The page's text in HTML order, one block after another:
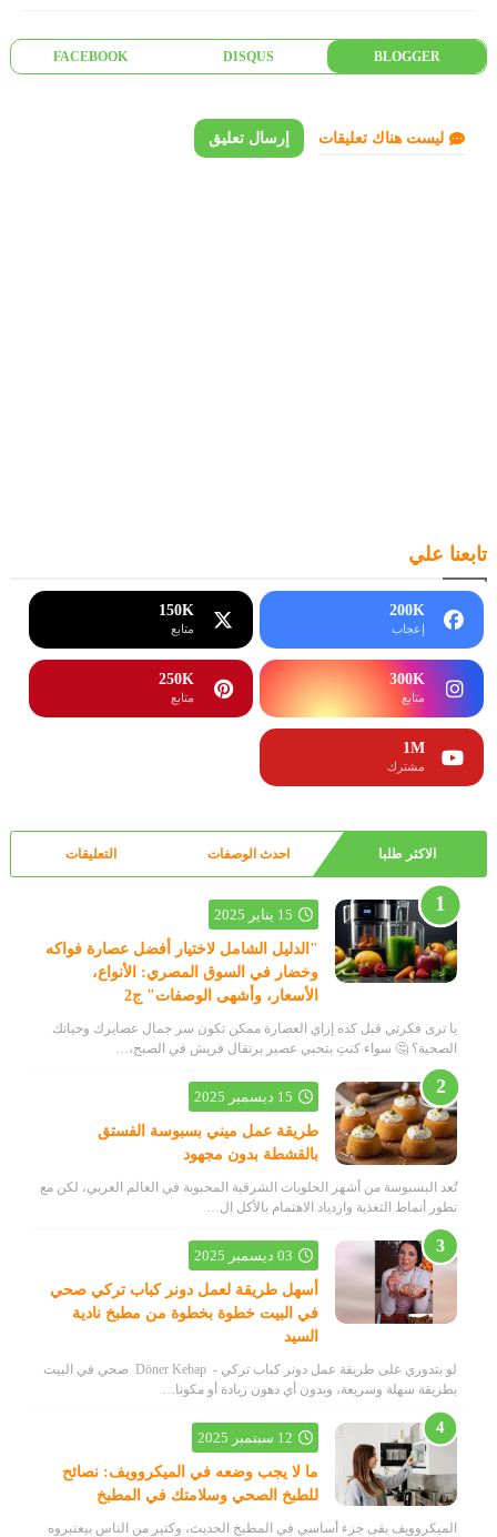
BLOGGER
DISQUS
FACEBOOK
ليست هناك تعليقات إرسال تعليق
تابعنا علي
200K
إعجاب
150K
متابع
300K
متابع
250K
متابع
1M
مشترك
الاكثر طلبا احدث الوصفات التعليقات
15 يناير 2025
"الدليل الشامل لاختيار أفضل عصارة فواكه
وخضار في السوق المصري: الأنواع،
الأسعار، وأشهى الوصفات" ج2
يا ترى فكرتي قبل كده إزاي العصارة ممكن تكون سر جمال عصايرك وحياتك
الصحية؟ 🤔 سواء كنتِ بتحبي عصير برتقال فريش في الصبح،…
15 ديسمبر 2025
طريقة عمل ميني بسبوسة الفستق
بالقشطة بدون مجهود
تُعد البسبوسة من أشهر الحلويات الشرقية المحبوبة في العالم العربي، لكن مع
تطور أنماط التغذية وازدياد الاهتمام بالأكل ال…
03 ديسمبر 2025
أسهل طريقة لعمل دونر كباب تركي صحي
في البيت خطوة بخطوة من مطبخ نادية
السيد
لو بتدوري على طريقة عمل دونر كباب تركي - Döner Kebap صحي في البيت
بطريقة سهلة وسريعة، وبدون أي دهون زيادة أو مكونا…
12 سبتمبر 2025
ما لا يجب وضعه في الميكروويف: نصائح
للطبخ الصحي وسلامتك في المطبخ
الميكروويف بقى جزء أساسي في المطبخ الحديث، وكتير من الناس بيعتبروه